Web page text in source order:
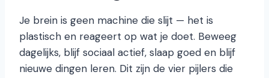
Je brein is geen machine die slijt — het is
plastisch en reageert op wat je doet. Beweeg
dagelijks, blijf sociaal actief, slaap goed en blijf
nieuwe dingen leren. Dit zijn de vier pijlers die